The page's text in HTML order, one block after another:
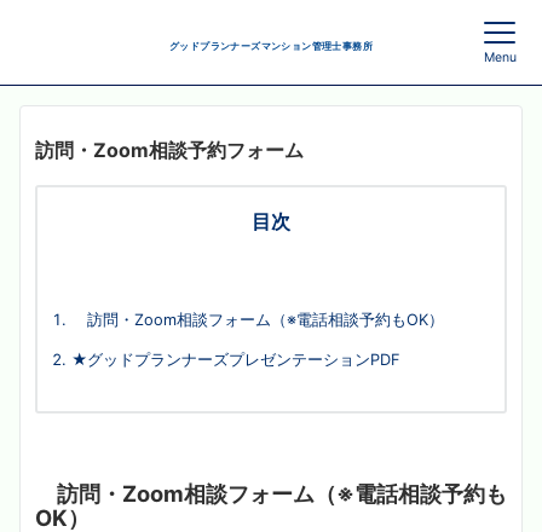
グッドプランナーズマンション管理士事務所
Menu
訪問・Zoom相談予約フォーム
目次
訪問・Zoom相談フォーム（※電話相談予約もOK）
★グッドプランナーズプレゼンテーションPDF
訪問・Zoom相談フォーム（※電話相談予約も
OK）